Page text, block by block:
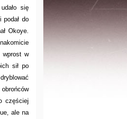
się
do
Okoye.
wprost w
sił po
częściej
ale na